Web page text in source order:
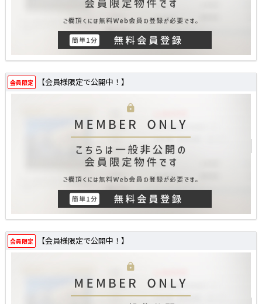
会員限定 【会員様限定で公開中！】
会員限定 【会員様限定で公開中！】